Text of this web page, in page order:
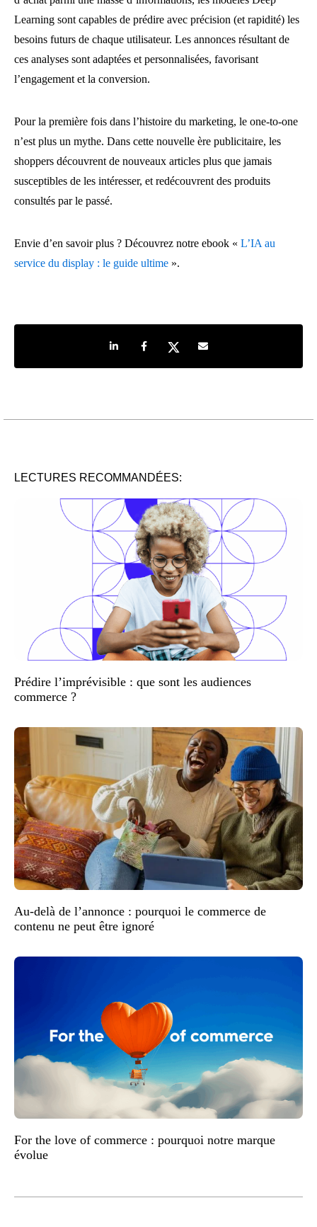
Learning sont capables de prédire avec précision (et rapidité) les
besoins futurs de chaque utilisateur. Les annonces résultant de
ces analyses sont adaptées et personnalisées, favorisant
l’engagement et la conversion.
Pour la première fois dans l’histoire du marketing, le one-to-one
n’est plus un mythe. Dans cette nouvelle ère publicitaire, les
shoppers découvrent de nouveaux articles plus que jamais
susceptibles de les intéresser, et redécouvrent des produits
consultés par le passé.
Envie d’en savoir plus ? Découvrez notre ebook « L’IA au
service du display : le guide ultime ».
Share on LinkedIn
Share on Facebook
Share on TwitterShare by e-mail
LECTURES RECOMMANDÉES:
Prédire l’imprévisible : que sont les audiences
commerce ?
Au-delà de l’annonce : pourquoi le commerce de
contenu ne peut être ignoré
For the love of commerce : pourquoi notre marque
évolue